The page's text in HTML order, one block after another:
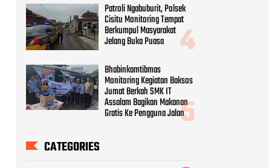
Patroli Ngabuburit, Polsek
Cisitu Monitoring Tempat
Berkumpul Masyarakat
Jelang Buka Puasa
Bhabinkamtibmas
Monitoring Kegiatan Baksos
Jumat Berkah SMK IT
Assalam Bagikan Makanan
Gratis Ke Pengguna Jalan
CATEGORIES